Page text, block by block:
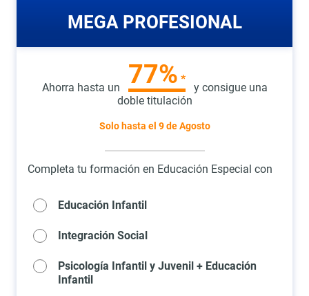
MEGA PROFESIONAL
Ahorra hasta un 77% *
y consigue una
doble titulación
Solo hasta el 9 de Agosto
Completa tu formación en Educación Especial con
Educación Infantil
Integración Social
Psicología Infantil y Juvenil + Educación
Infantil